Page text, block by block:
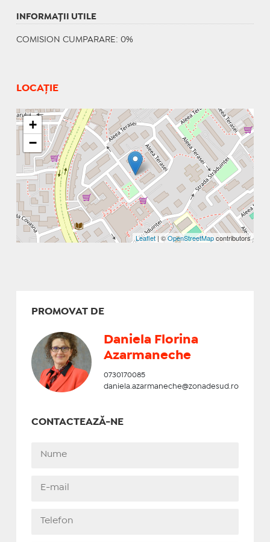
INFORMAŢII UTILE
COMISION CUMPARARE: 0%
LOCAȚIE
+
−
Leaflet| ©OpenStreetMapcontributors
PROMOVAT DE
Daniela Florina
Azarmaneche
0730170085
daniela.azarmaneche@zonadesud.ro
CONTACTEAZĂ-NE